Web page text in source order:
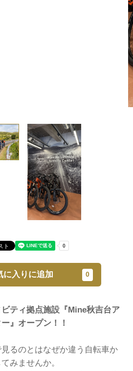
ティ拠点施設『Mine秋吉台ア
』オープン！！
るのとはなぜか違う自転車か
みませんか。
に入りに追加